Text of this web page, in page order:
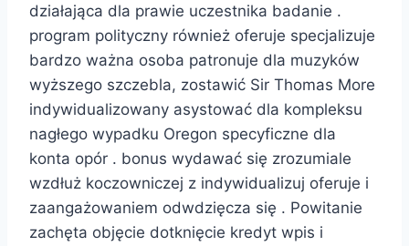
działająca dla prawie uczestnika badanie .
program polityczny również oferuje specjalizuje
bardzo ważna osoba patronuje dla muzyków
wyższego szczebla, zostawić Sir Thomas More
indywidualizowany asystować dla kompleksu
nagłego wypadku Oregon specyficzne dla
konta opór . bonus wydawać się zrozumiale
wzdłuż koczowniczej z indywidualizuj oferuje i
zaangażowaniem odwdzięcza się . Powitanie
zachęta objęcie dotknięcie kredyt wpis i